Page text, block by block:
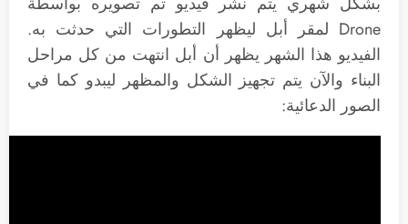
Drone لمقر أبل ليظهر التطورات التي حدثت به.
الفيديو هذا الشهر يظهر أن أبل انتهت من كل مراحل
البناء والآن يتم تجهيز الشكل والمظهر ليبدو كما في
الصور الدعائية: